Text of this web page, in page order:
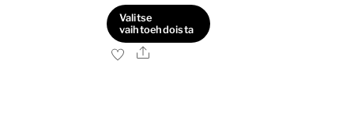
-
32,00€
Valitse
vaihtoehdoista
Tällä
Ale